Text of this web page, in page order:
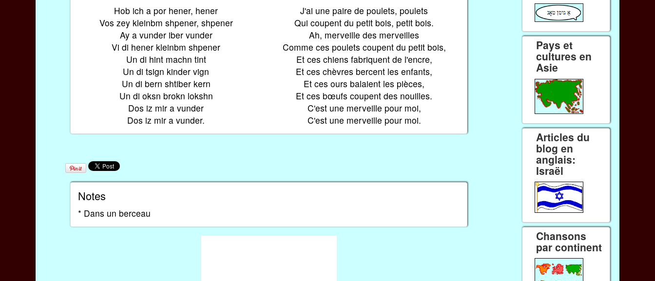
Hob ich a por hener, hener
Vos zey kleinbm shpener, shpener
Ay a vunder iber vunder
Vi di hener kleinbm shpener
Un di hint machn tint
Un di tsign kinder vign
Un di bern shtiber kern
Un di oksn brokn lokshn
Dos iz mir a vunder
Dos iz mir a vunder.
J'ai une paire de poulets, poulets
Qui coupent du petit bois, petit bois.
Ah, merveille des merveilles
Comme ces poulets coupent du petit bois,
Et ces chiens fabriquent de l'encre,
Et ces chèvres bercent les enfants,
Et ces ours balaient les pièces,
Et ces bœufs coupent des nouilles.
C'est une merveille pour moi,
C'est une merveille pour moi.
Notes
* Dans un berceau
Pays et
cultures en
Asie
Articles du
blog en
anglais:
Israël
Chansons
par continent